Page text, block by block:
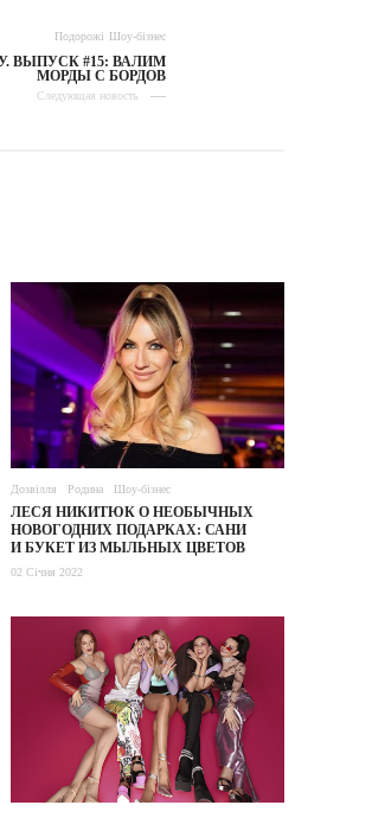
Подорожі Шоу-бізнес
ВЫПУСК #15: ВАЛИМ
МОРДЫ С БОРДОВ
Следующая новость
Дозвілля Родина Шоу-бізнес
ЛЕСЯ НИКИТЮК О НЕОБЫЧНЫХ
НОВОГОДНИХ ПОДАРКАХ: САНИ
И БУКЕТ ИЗ МЫЛЬНЫХ ЦВЕТОВ
02 Січня 2022